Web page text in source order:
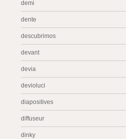
demi
dente
descubrimos
devant
devia
devioluci
diapositives
diffuseur
dinky